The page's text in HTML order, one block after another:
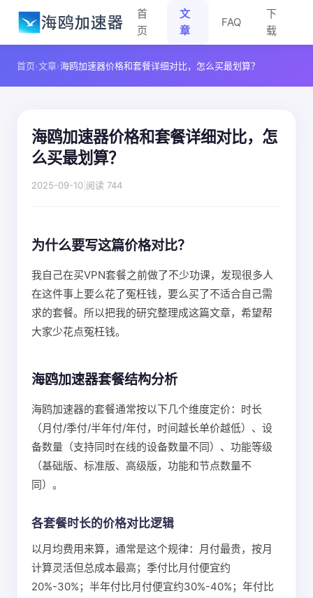
首
页
文
章
FAQ
下
载
首页›文章›海鸥加速器价格和套餐详细对比，怎么买最划算？
海鸥加速器价格和套餐详细对比，怎
么买最划算？
2025-09-10 阅读 744
为什么要写这篇价格对比？
我自己在买VPN套餐之前做了不少功课，发现很多人
在这件事上要么花了冤枉钱，要么买了不适合自己需
求的套餐。所以把我的研究整理成这篇文章，希望帮
大家少花点冤枉钱。
海鸥加速器套餐结构分析
海鸥加速器的套餐通常按以下几个维度定价：时长
（月付/季付/半年付/年付，时间越长单价越低）、设
备数量（支持同时在线的设备数量不同）、功能等级
（基础版、标准版、高级版，功能和节点数量不
同）。
各套餐时长的价格对比逻辑
以月均费用来算，通常是这个规律：月付最贵，按月
计算灵活但总成本最高；季付比月付便宜约
20%-30%；半年付比月付便宜约30%-40%；年付比